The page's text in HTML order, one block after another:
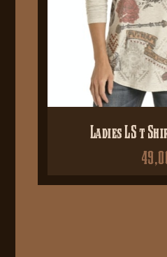
Ladies LS t